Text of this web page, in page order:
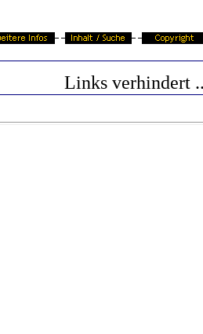
Links verhindert